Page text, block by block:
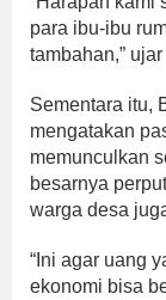
para ibu-ibu
tambahan,”
Sementara itu,
mengatakan
memunculkan
besarnya
warga desa
“Ini agar uang
ekonomi bisa